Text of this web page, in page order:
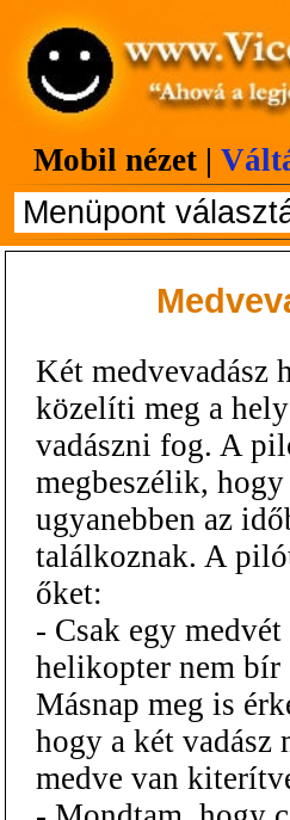
Mobil nézet |
Két medvevadász
közelíti meg a
vadászni fog. A
megbeszélik, hogy
ugyanebben az
találkoznak. A
őket:
- Csak egy
helikopter nem bír
Másnap meg is
hogy a két vadász
medve van